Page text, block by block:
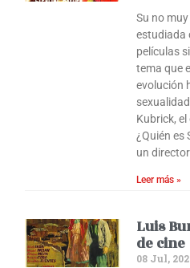
Su no
estudiada
películas
tema que
evolución
Kubrick,
¿Quién es
un
Leer más »
Luis
de cine
08 Jul,